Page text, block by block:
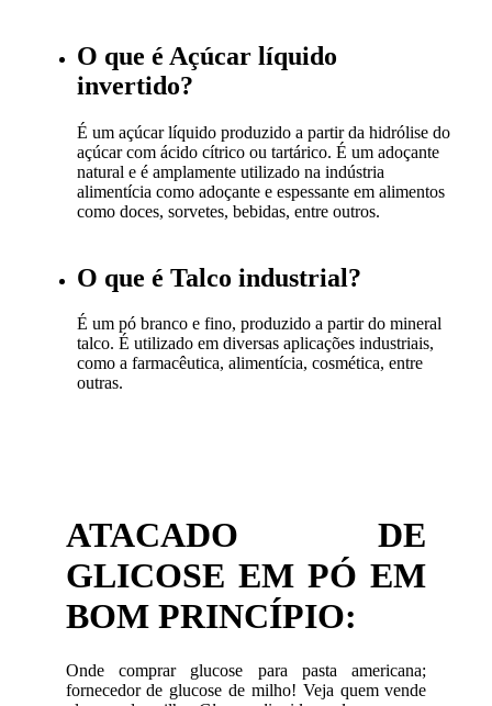
O que é Açúcar líquido
invertido?
É um açúcar líquido produzido a partir da hidrólise do
açúcar com ácido cítrico ou tartárico. É um adoçante
natural e é amplamente utilizado na indústria
alimentícia como adoçante e espessante em alimentos
como doces, sorvetes, bebidas, entre outros.
O que é Talco industrial?
É um pó branco e fino, produzido a partir do mineral
talco. É utilizado em diversas aplicações industriais,
como a farmacêutica, alimentícia, cosmética, entre
outras.
ATACADO DE
GLICOSE EM PÓ EM
BOM PRINCÍPIO:
Onde comprar glucose para pasta americana;
fornecedor de glucose de milho! Veja quem vende